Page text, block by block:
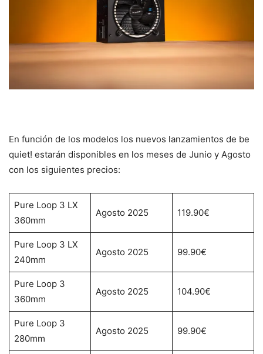
En función de los modelos los nuevos lanzamientos de be
quiet! estarán disponibles en los meses de Junio y Agosto
con los siguientes precios:
Pure Loop 3 LX
360mm
Agosto 2025 119.90€
Pure Loop 3 LX
240mm
Agosto 2025 99.90€
Pure Loop 3
360mm
Agosto 2025 104.90€
Pure Loop 3
280mm
Agosto 2025 99.90€